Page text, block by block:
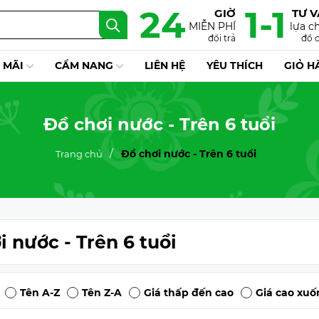
24 GIỜ
MIỄN PHÍ
đổi trả 1-1 TƯ
lựa
đồ
MÃI CẨM NANG LIÊN HỆ YÊU THÍCH GIỎ
Đồ chơi nước - Trên 6 tuổi
Trang chủ Đồ chơi nước - Trên 6 tuổi
nước - Trên 6 tuổi
Tên A-Z Tên Z-A Giá thấp đến cao Giá cao